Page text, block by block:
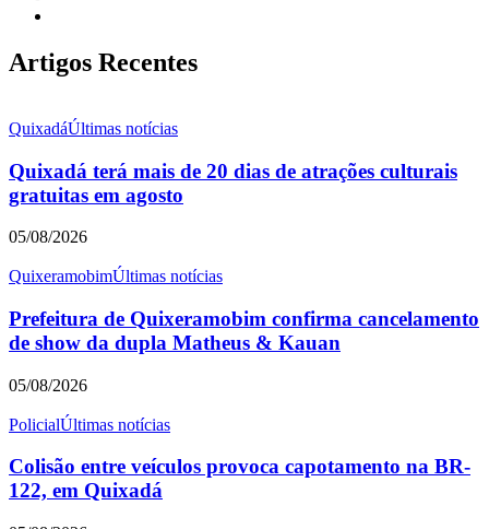
Artigos Recentes
QuixadáÚltimas notícias
Quixadá terá mais de 20 dias de atrações culturais
gratuitas em agosto
05/08/2026
QuixeramobimÚltimas notícias
Prefeitura de Quixeramobim confirma cancelamento
de show da dupla Matheus & Kauan
05/08/2026
PolicialÚltimas notícias
Colisão entre veículos provoca capotamento na BR-
122, em Quixadá